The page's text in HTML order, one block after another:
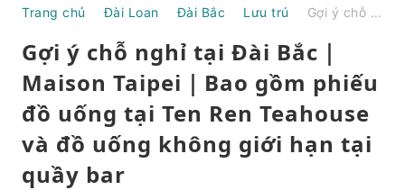
Trang chủ Đài Loan Đài Bắc Lưu trú Gợi ý chỗ nghỉ tại Đài Bắc｜Maison Taipei｜Bao gồm phiếu đồ uống tại Ten Ren Teahouse và đồ uống không giới hạn tại quầy bar
Gợi ý chỗ nghỉ tại Đài Bắc｜
Maison Taipei｜Bao gồm phiếu
đồ uống tại Ten Ren Teahouse
và đồ uống không giới hạn tại
quầy bar